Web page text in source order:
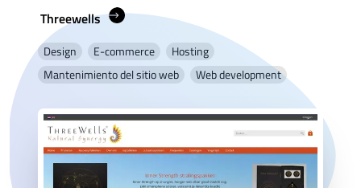
Threewells
Design E-commerce
Hosting
Mantenimiento del sitio web
Web development